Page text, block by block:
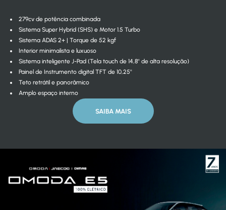
279cv de potência combinada
Sistema Super Hybrid (SHS) e Motor 1.5 Turbo
Sistema ADAS 2+ | Torque de 52 kgf
Interior minimalista e luxuoso
Sistema inteligente J-Pad (Tela touch de 14,8'' de alta resolução)
Painel de Instrumento digital TFT de 10,25''
Teto retrátil e panorâmico
Amplo espaço interno
SAIBA MAIS